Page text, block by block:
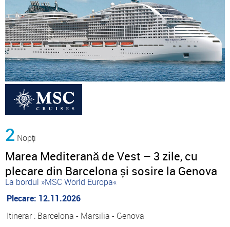
2 Nopți
Marea Mediterană de Vest – 3 zile, cu
plecare din Barcelona și sosire la Genova
La bordul »MSC World Europa«
Plecare: 12.11.2026
Itinerar : Barcelona - Marsilia - Genova